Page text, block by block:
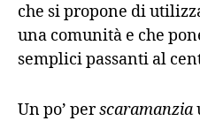
che si propone di
una comunità e che
semplici passanti al
Un po’ perscaramanzia